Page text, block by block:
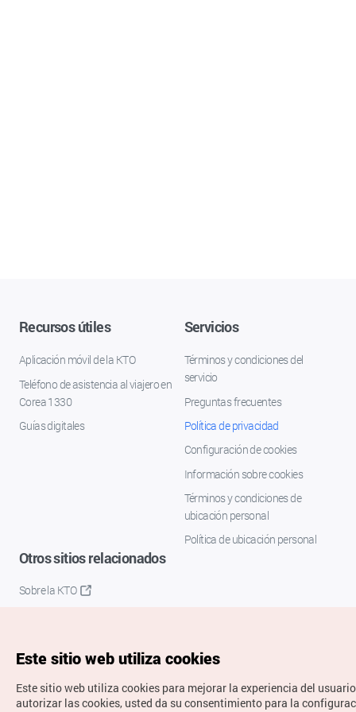
Recursos útiles
Aplicación móvil de la KTO
Teléfono de asistencia al viajero en
Corea 1330
Guías digitales
Servicios
Términos y condiciones del
servicio
Preguntas frecuentes
Política de privacidad
Configuración de cookies
Información sobre cookies
Términos y condiciones de
ubicación personal
Política de ubicación personal
Otros sitios relacionados
Sobre la KTO
Este sitio web utiliza cookies
Este sitio web utiliza cookies para mejorar la experiencia del
autorizar las cookies, usted da su consentimiento para la